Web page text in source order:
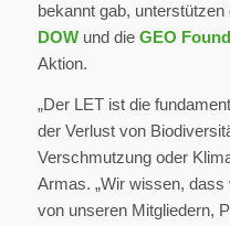
bekannt gab, unterstützen
DOWund die GEO
Aktion.
„Der LET ist die
der Verlust von
Verschmutzung oder
Armas. „Wir wissen,
von unseren Mitgliedern,